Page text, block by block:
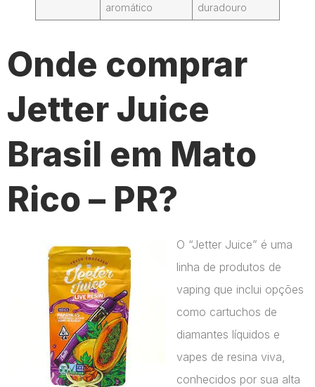
aromático
duradouro
Onde comprar
Jetter Juice
Brasil em Mato
Rico – PR?
O “Jetter Juice” é uma
linha de produtos de
vaping que inclui opções
como cartuchos de
diamantes líquidos e
vapes de resina viva,
conhecidos por sua alta